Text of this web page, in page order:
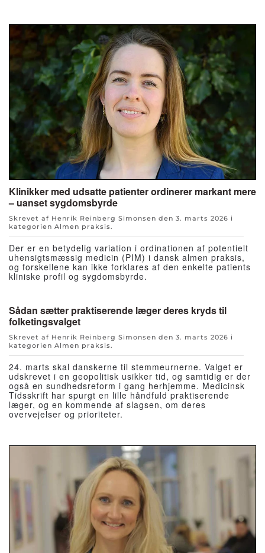
Klinikker med udsatte patienter ordinerer markant mere
– uanset sygdomsbyrde
Skrevet af Henrik Reinberg Simonsen den 3. marts 2026 i
kategorien Almen praksis.
Der er en betydelig variation i ordinationen af potentielt
uhensigtsmæssig medicin (PIM) i dansk almen praksis,
og forskellene kan ikke forklares af den enkelte patients
kliniske profil og sygdomsbyrde.
Sådan sætter praktiserende læger deres kryds til
folketingsvalget
Skrevet af Henrik Reinberg Simonsen den 3. marts 2026 i
kategorien Almen praksis.
24. marts skal danskerne til stemmeurnerne. Valget er
udskrevet i en geopolitisk usikker tid, og samtidig er der
også en sundhedsreform i gang herhjemme. Medicinsk
Tidsskrift har spurgt en lille håndfuld praktiserende
læger, og en kommende af slagsen, om deres
overvejelser og prioriteter.